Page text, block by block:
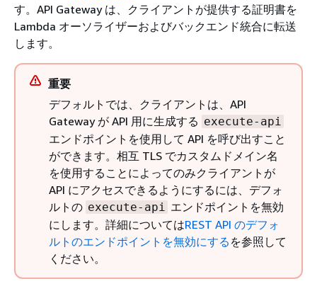
す。API Gateway は、クライアントが提供する証明書を
Lambda オーソライザーおよびバックエンド統合に転送
します。
重要
デフォルトでは、クライアントは、API
Gateway が API 用に生成する execute-api
エンドポイントを使用して API を呼び出すこと
ができます。相互 TLS でカスタムドメイン名
を使用することによってのみクライアントが
API にアクセスできるようにするには、デフォ
ルトの execute-api エンドポイントを無効
にします。詳細についてはREST API のデフォ
ルトのエンドポイントを無効にする を参照して
ください。